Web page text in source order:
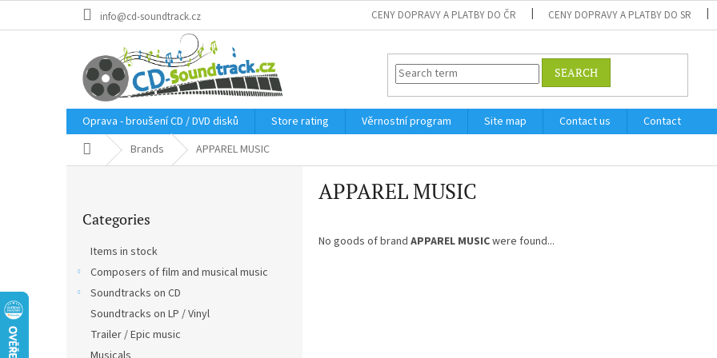
info@cd-soundtrack.cz CENY DOPRAVY A PLATBY DO ČR CENY DOPRAVY A PLATBY DO SR
SEARCH
Oprava - broušení CD / DVD disků Store rating Věrnostní program Site map Contact us
Contact
Home Brands APPAREL MUSIC
categories
Categories
Items in stock
Composers of film and musical music
Soundtracks on CD
Soundtracks on LP / Vinyl
Trailer / Epic music
APPAREL MUSIC
No goods of brand APPAREL MUSICwere found...